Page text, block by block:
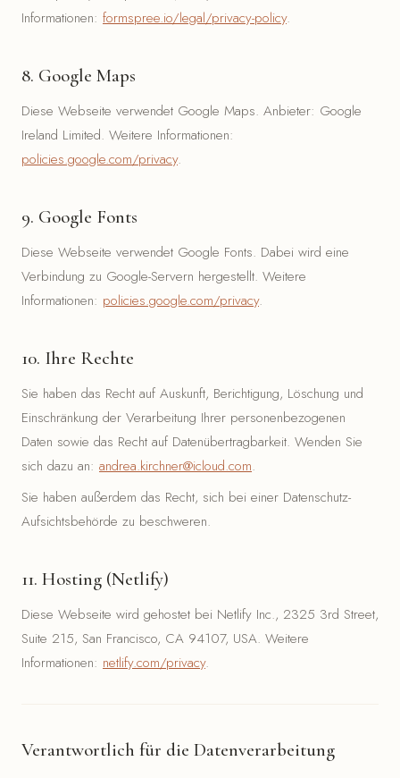
Informationen: formspree.io/legal/privacy-policy.
8. Google Maps
Diese Webseite verwendet Google Maps. Anbieter: Google
Ireland Limited. Weitere Informationen:
policies.google.com/privacy.
9. Google Fonts
Diese Webseite verwendet Google Fonts. Dabei wird eine
Verbindung zu Google-Servern hergestellt. Weitere
Informationen: policies.google.com/privacy.
10. Ihre Rechte
Sie haben das Recht auf Auskunft, Berichtigung, Löschung und
Einschränkung der Verarbeitung Ihrer personenbezogenen
Daten sowie das Recht auf Datenübertragbarkeit. Wenden Sie
sich dazu an: andrea.kirchner@icloud.com.
Sie haben außerdem das Recht, sich bei einer Datenschutz-
Aufsichtsbehörde zu beschweren.
11. Hosting (Netlify)
Diese Webseite wird gehostet bei Netlify Inc., 2325 3rd Street,
Suite 215, San Francisco, CA 94107, USA. Weitere
Informationen: netlify.com/privacy.
Verantwortlich für die Datenverarbeitung